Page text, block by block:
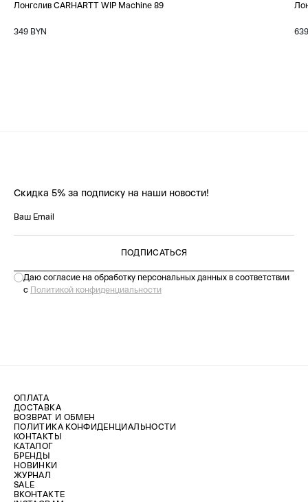
Лонгслив CARHARTT WIP Machine 89
349 BYN
Скидка 5% за подписку на наши новости!
ПОДПИСАТЬСЯ
Даю согласие на обработку персональных данных в соответствии
с Политикой конфиденциальности
ОПЛАТА
ДОСТАВКА
ВОЗВРАТ И ОБМЕН
ПОЛИТИКА КОНФИДЕНЦИАЛЬНОСТИ
КОНТАКТЫ
ВКОНТАКТЕ
КАТАЛОГ
БРЕНДЫ
НОВИНКИ
ЖУРНАЛ
SALE